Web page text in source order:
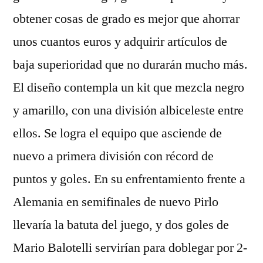
obtener cosas de grado es mejor que ahorrar
unos cuantos euros y adquirir artículos de
baja superioridad que no durarán mucho más.
El diseño contempla un kit que mezcla negro
y amarillo, con una división albiceleste entre
ellos. Se logra el equipo que asciende de
nuevo a primera división con récord de
puntos y goles. En su enfrentamiento frente a
Alemania en semifinales de nuevo Pirlo
llevaría la batuta del juego, y dos goles de
Mario Balotelli servirían para doblegar por 2-